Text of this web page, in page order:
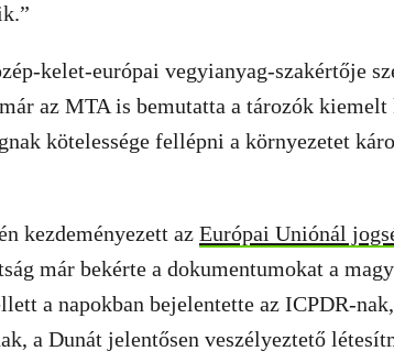
kelet-európai vegyianyag-szakértője
az MTA is bemutatta a tározók kiemelt
kötelessége fellépni a környezetet
kezdeményezett az Európai Uniónál
már bekérte a dokumentumokat a
a napokban bejelentette az ICPDR-
a Dunát jelentősen veszélyeztető